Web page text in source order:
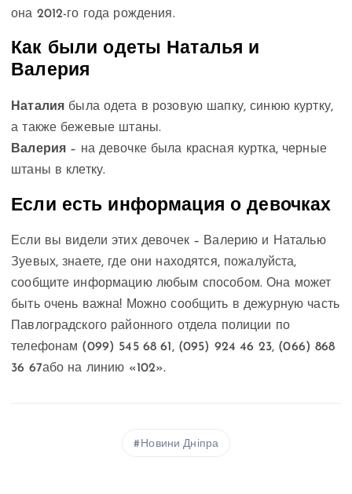
она 2012-го года рождения.
Как были одеты Наталья и
Валерия
Наталия была одета в розовую шапку, синюю куртку,
а также бежевые штаны.
Валерия – на девочке была красная куртка, черные
штаны в клетку.
Если есть информация о девочках
Если вы видели этих девочек – Валерию и Наталью
Зуевых, знаете, где они находятся, пожалуйста,
сообщите информацию любым способом. Она может
быть очень важна! Можно сообщить в дежурную часть
Павлоградского районного отдела полиции по
телефонам (099) 545 68 61, (095) 924 46 23, (066) 868
36 67або на линию «102».
Новини Дніпра